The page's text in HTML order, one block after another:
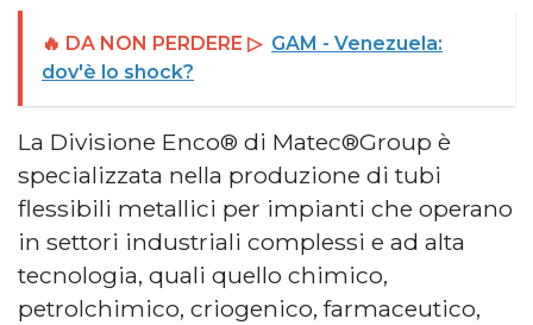
🔥 DA NON PERDERE ▷ GAM - Venezuela:
dov'è lo shock?
La Divisione Enco® di Matec®Group è
specializzata nella produzione di tubi
flessibili metallici per impianti che operano
in settori industriali complessi e ad alta
tecnologia, quali quello chimico,
petrolchimico, criogenico, farmaceutico,